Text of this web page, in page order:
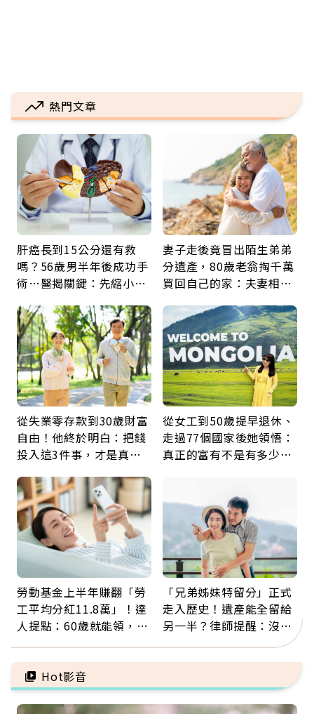
熱門文章
肝癌長到15公分還有救
嗎？56歲男半年後成功手
術…醫揭關鍵：先縮小腫
妻子走後竟冒出陌生弟弟
分遺產，80歲老翁掏千萬
買回自己的家：夫妻相守
從失業零存款到30歲財富
自由！他終於明白：把錢
投入這3件事，才是真正
從女工到50歲提早退休、
走過77個國家後她領悟：
真正的富有不是有多少
勞動基金上半年賺翻「勞
工平均分紅11.8萬」！達
人提點：60歲就能領，重
「兄弟姊妹特留分」正式
走入歷史！遺產能全留給
另一半？律師提醒：沒做
Hot影音